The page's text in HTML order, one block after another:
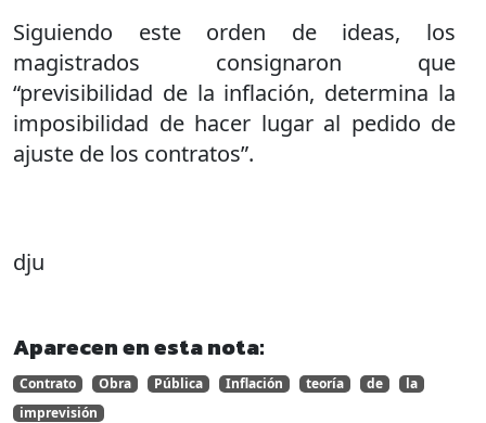
Siguiendo este orden de ideas, los
magistrados consignaron que
“previsibilidad de la inflación, determina la
imposibilidad de hacer lugar al pedido de
ajuste de los contratos”.
dju
Aparecen en esta nota:
Contrato Obra Pública Inflación teoría de
la
imprevisión